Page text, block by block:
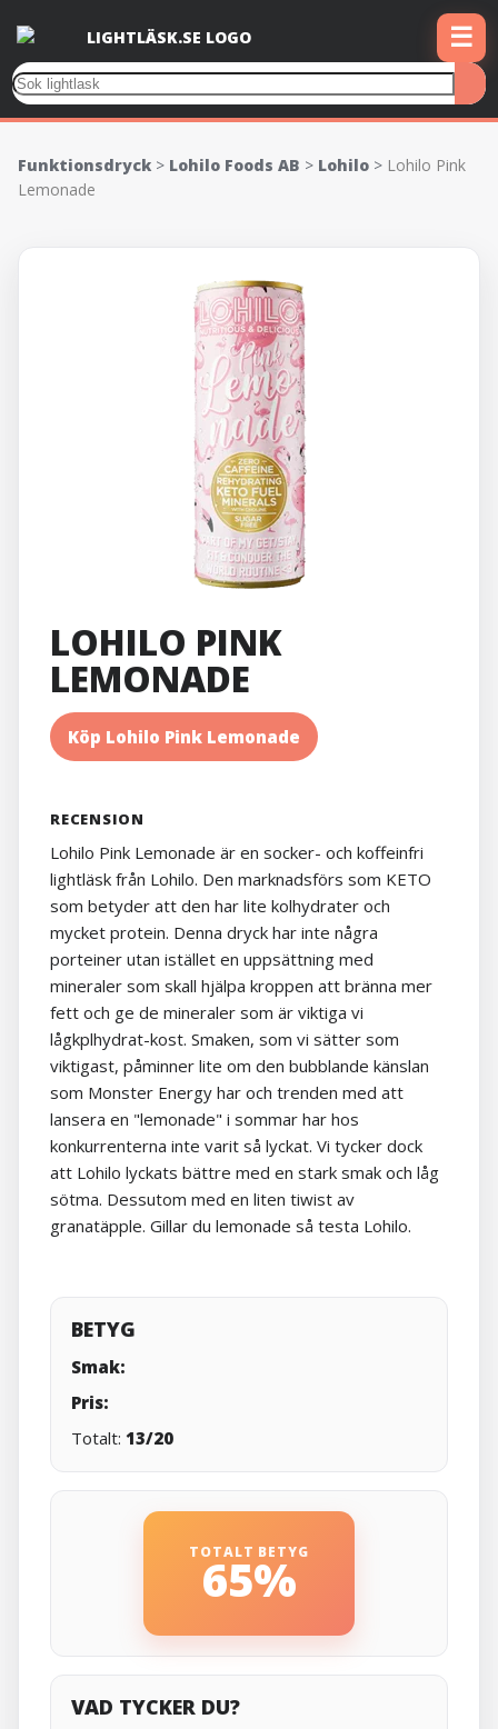
☰
Funktionsdryck > Lohilo Foods AB > Lohilo > Lohilo Pink
Lemonade
LOHILO PINK
LEMONADE
Köp Lohilo Pink Lemonade
RECENSION
Lohilo Pink Lemonade är en socker- och koffeinfri
lightläsk från Lohilo. Den marknadsförs som KETO
som betyder att den har lite kolhydrater och
mycket protein. Denna dryck har inte några
porteiner utan istället en uppsättning med
mineraler som skall hjälpa kroppen att bränna mer
fett och ge de mineraler som är viktiga vi
lågkplhydrat-kost. Smaken, som vi sätter som
viktigast, påminner lite om den bubblande känslan
som Monster Energy har och trenden med att
lansera en "lemonade" i sommar har hos
konkurrenterna inte varit så lyckat. Vi tycker dock
att Lohilo lyckats bättre med en stark smak och låg
sötma. Dessutom med en liten tiwist av
granatäpple. Gillar du lemonade så testa Lohilo.
BETYG
Smak:
Pris:
Totalt: 13/20
TOTALT BETYG
65%
VAD TYCKER DU?